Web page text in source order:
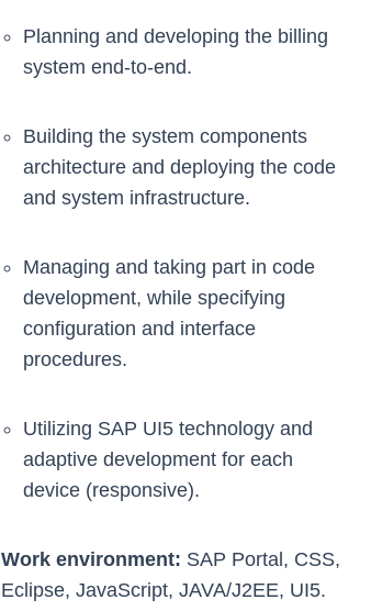
Planning and developing the billing
system end-to-end.
Building the system components
architecture and deploying the code
and system infrastructure.
Managing and taking part in code
development, while specifying
configuration and interface
procedures.
Utilizing SAP UI5 technology and
adaptive development for each
device (responsive).
Work environment: SAP Portal, CSS,
Eclipse, JavaScript, JAVA/J2EE, UI5.